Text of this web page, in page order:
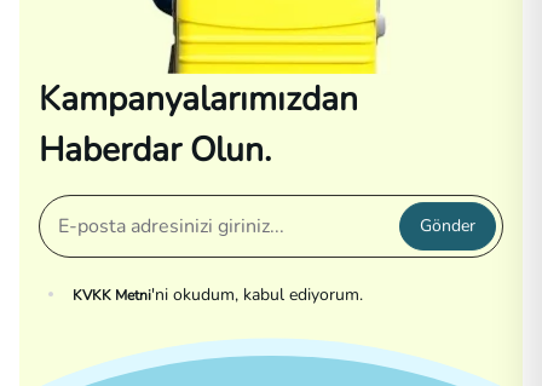
Kampanyalarımızdan
Haberdar Olun.
Gönder
KVKK Metni'ni okudum, kabul ediyorum.